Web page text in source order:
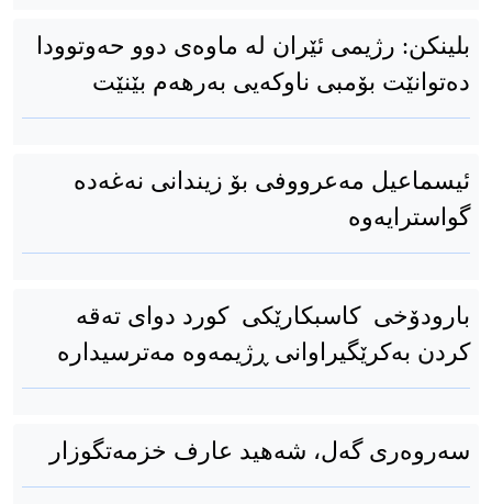
بلینکن: رژیمی ئێران لە ماوەی دوو حەوتوودا
دەتوانێت بۆمبی ناوکەیی بەرهەم بێنێت
ئیسماعیل مەعرووفی بۆ زیندانی نەغەدە
گواسترایەوە
بارودۆخی کاسبکارێکی کورد دوای تەقە
کردن بەکرێگیراوانی ڕژیمەوە مەترسیدارە
سەروەری گەل، شەهید عارف خزمەتگوزار